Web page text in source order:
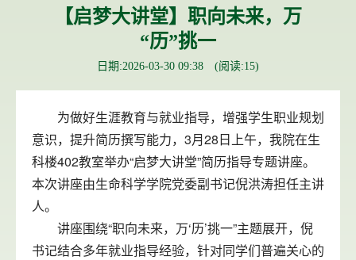
【启梦大讲堂】职向未来，万
“历”挑一
日期:2026-03-30 09:38 (阅读:15)
为做好生涯教育与就业指导，增强学生职业规划
意识，提升简历撰写能力，3月28日上午，我院在生
科楼402教室举办“启梦大讲堂”简历指导专题讲座。
本次讲座由生命科学学院党委副书记倪洪涛担任主讲
人。
讲座围绕“职向未来，万‘历’挑一”主题展开，倪
书记结合多年就业指导经验，针对同学们普遍关心的